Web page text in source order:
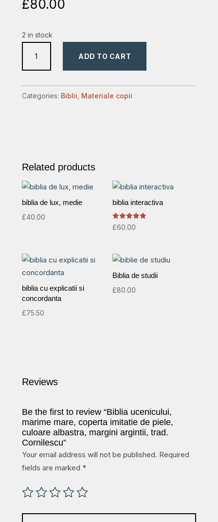
£80.00
2 in stock
ucenicului,
mare,
coperta
albastra,
margini
trad.
Cornilescu
ADD TO CART
Categories: Biblii Materiale copii
Related products
biblia de lux, medie
£40.00
biblia interactiva
Rated
5.00
£60.00
biblia cu explicatii si
concordanta
£75.50
Biblia de studii
£80.00
Reviews
Be the first to review “Biblia ucenicului,
marime mare, coperta imitatie de piele,
culoare albastra, margini argintii, trad.
Cornilescu”
Your email address will not be published. Required
fields are marked *